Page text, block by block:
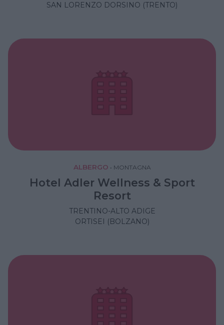
SAN LORENZO DORSINO (TRENTO)
ALBERGO • MONTAGNA
Hotel Adler Wellness & Sport
Resort
TRENTINO-ALTO ADIGE
ORTISEI (BOLZANO)